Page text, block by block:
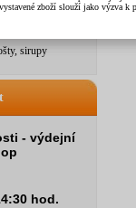
sirupy
- výdejní
hod.
zboží slouží jako výzva k